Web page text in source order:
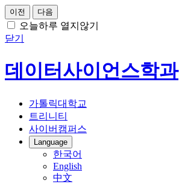
이전 다음
오늘하루 열지않기
닫기
데이터사이언스학과
가톨릭대학교
트리니티
사이버캠퍼스
Language
한국어
English
中文